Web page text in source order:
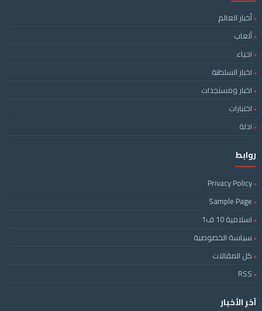
أخبار العالم
ألعاب
احياء
اخبار السلطنة
اخبار ومستجدات
اختبارات
ادلة
روابط
Privacy Policy
Sample Page
اسلامية 10 ف1
سياسة الخصوصية
كل المقالات
RSS
آخر الأخبار